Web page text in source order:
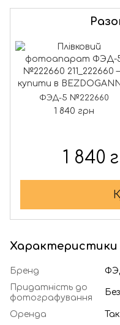
ФЭД-5 №222660
1 840 грн
1 840
Характеристики
Бренд
Придатність до
фотографування
Оренда
Так